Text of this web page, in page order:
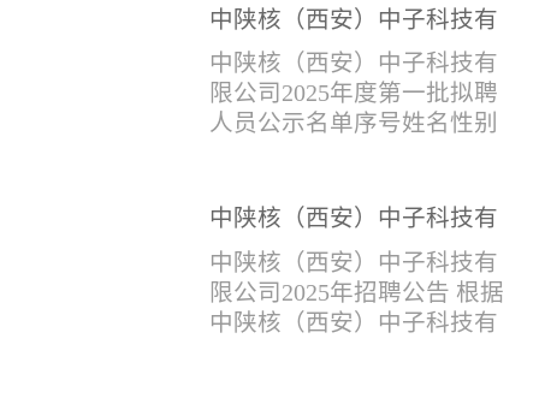
会招聘：面向社会招聘，同
等条件下集团内部员工优
先。（2）应届生招聘：国家
计划内统一招收的全日制院
校应届毕业生，重点院校应
登记表》(见附件2）并如实
填写。并将《应聘人员登记
表》和本人学历学位证书和
相关证件扫描件发送至报名
中陕核（西安）中子科技有
限公司2025年度第一批拟聘
人员公示名单
中陕核（西安）中子科技有
限公司2025年度第一批拟聘
人员公示名单序号姓名性别
本科西安石油大学测控技术
月本科西安石油大学通信工
程社招3王小明男1981年11月
本科西安石油大学测控技术
中陕核（西安）中子科技有
限公司2025年招聘公告
中陕核（西安）中子科技有
限公司2025年招聘公告 根据
中陕核（西安）中子科技有